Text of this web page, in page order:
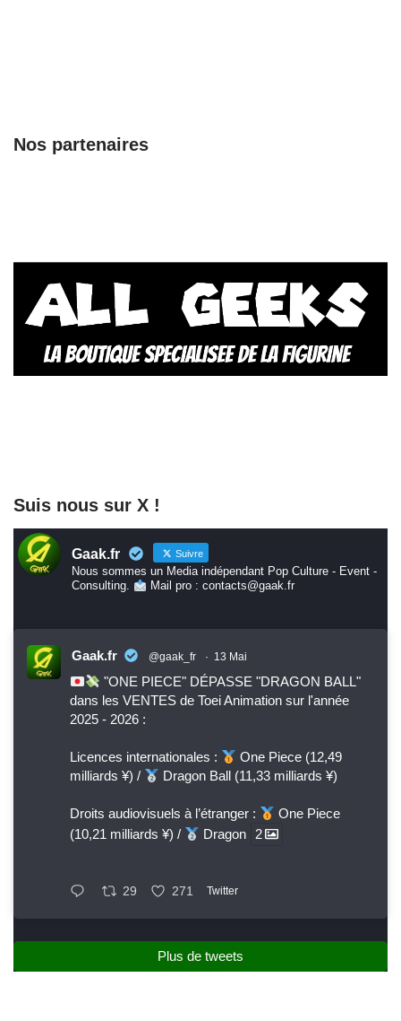
Nos partenaires
Suis nous sur X !
Gaak.fr Suivre
Nous sommes un Media indépendant Pop Culture - Event -
Consulting.
Mail pro : contacts@gaak.fr
Gaak.fr @gaak_fr · 13 Mai
"ONE PIECE" DÉPASSE "DRAGON BALL"
dans les VENTES de Toei Animation sur l'année
2025 - 2026 :
Licences internationales :
One Piece (12,49
milliards ¥) /
Dragon Ball (11,33 milliards ¥)
Droits audiovisuels à l’étranger :
One Piece
(10,21 milliards ¥) /
Dragon 2
29 271 Twitter
Plus de tweets